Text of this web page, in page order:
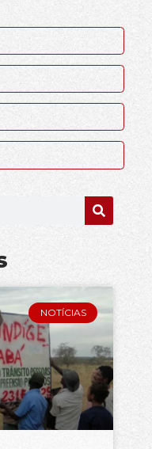
NOTÍCIAS